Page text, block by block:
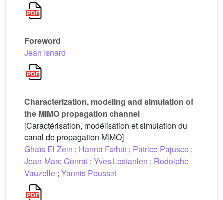
Foreword
Jean Isnard
Characterization, modeling and simulation of
the MIMO propagation channel
[Caractérisation, modélisation et simulation du
canal de propagation MIMO]
Ghaïs El Zein ; Hanna Farhat ; Patrice Pajusco ;
Jean-Marc Conrat ; Yves Lostanlen ; Rodolphe
Vauzelle ; Yannis Pousset